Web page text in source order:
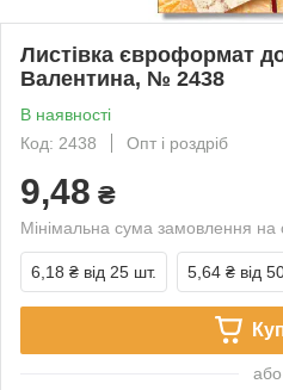
Листівка євроформат
Валентина, № 2438
В наявності
Код: 2438
Опт і роздріб
9,48 ₴
Мінімальна сума замовлення на
6,18 ₴ від 25 шт. 5,64 ₴ від
або